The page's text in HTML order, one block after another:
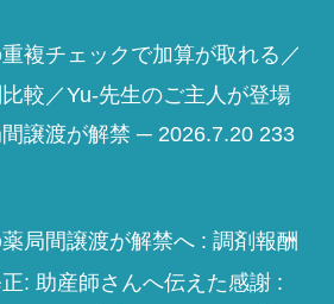
複チェックで加算が取れる／
較／Yu-先生のご主人が登場
譲渡が解禁 ─ 2026.7.20 233
局間譲渡が解禁へ : 調剤報酬
: 助産師さんへ伝えた感謝 :